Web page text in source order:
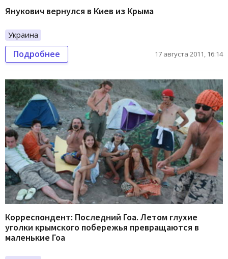
Янукович вернулся в Киев из Крыма
Украина
Подробнее 17 августа 2011, 16:14
Корреспондент: Последний Гоа. Летом глухие
уголки крымского побережья превращаются в
маленькие Гоа